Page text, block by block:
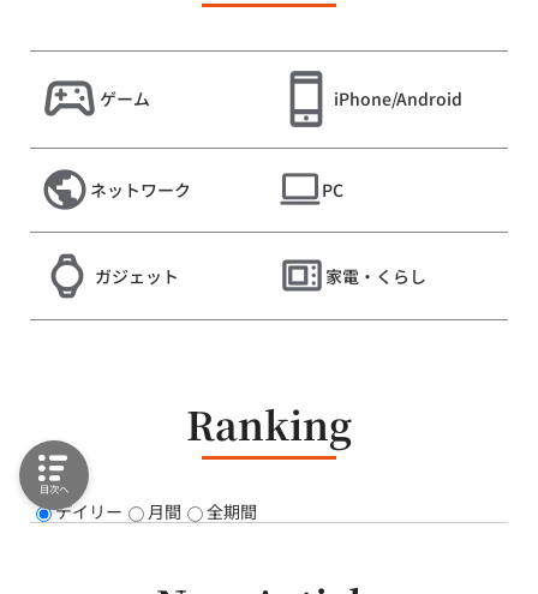
ゲーム iPhone/Android
ネットワーク PC
ガジェット 家電・くらし
Ranking
デイリー 月間 全期間
目次へ